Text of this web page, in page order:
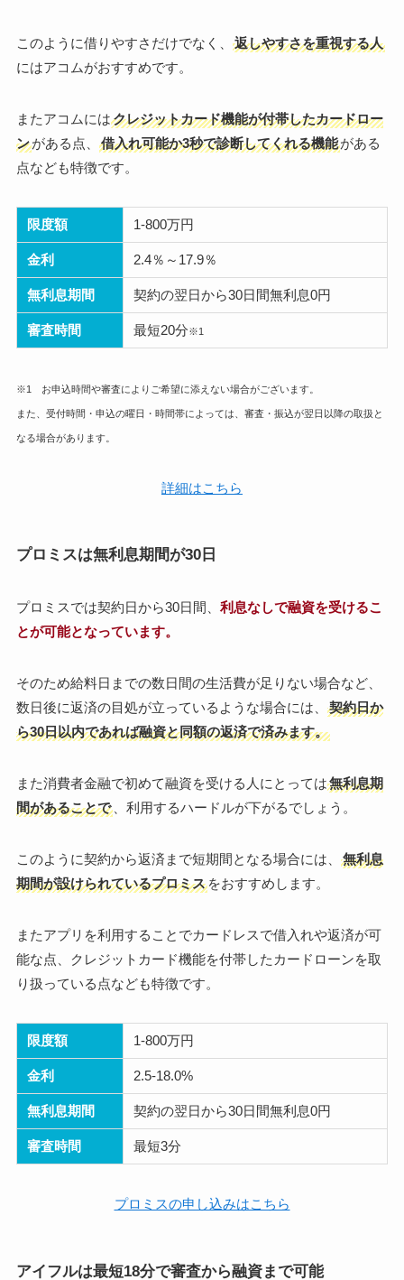
このように借りやすさだけでなく、
返しやすさを重視する人
にはアコムがおすすめです。
またアコムにはクレジットカード機能が付帯したカードロー
ンがある点、 借入れ可能か3秒で診断してくれる機能がある
点なども特徴です。
限度額 1-800万円
金利 2.4％～17.9％
無利息期間 契約の翌日から30日間無利息0円
審査時間 最短20分※1
※1 お申込時間や審査によりご希望に添えない場合がございます。
また、受付時間・申込の曜日・時間帯によっては、審査・振込が翌日以降の取扱と
なる場合があります。
詳細はこちら
プロミスは無利息期間が30日
プロミスでは契約日から30日間、 利息なしで融資を受けるこ
とが可能となっています。
そのため給料日までの数日間の生活費が足りない場合など、
数日後に返済の目処が立っているような場合には、
契約日か
ら30日以内であれば融資と同額の返済で済みます。
また消費者金融で初めて融資を受ける人にとっては無利息期
間があることで、利用するハードルが下がるでしょう。
このように契約から返済まで短期間となる場合には、
無利息
期間が設けられているプロミスをおすすめします。
またアプリを利用することでカードレスで借入れや返済が可
能な点、クレジットカード機能を付帯したカードローンを取
り扱っている点なども特徴です。
限度額 1-800万円
金利 2.5-18.0%
無利息期間 契約の翌日から30日間無利息0円
審査時間 最短3分
プロミスの申し込みはこちら
アイフルは最短18分で審査から融資まで可能